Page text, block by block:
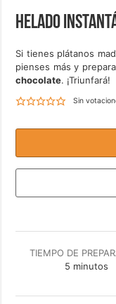
Helado
Si tienes plátanos
pienses más y
chocolate. ¡Triunfará!
Sin
TIEMPO DE
5 minutos
minutos